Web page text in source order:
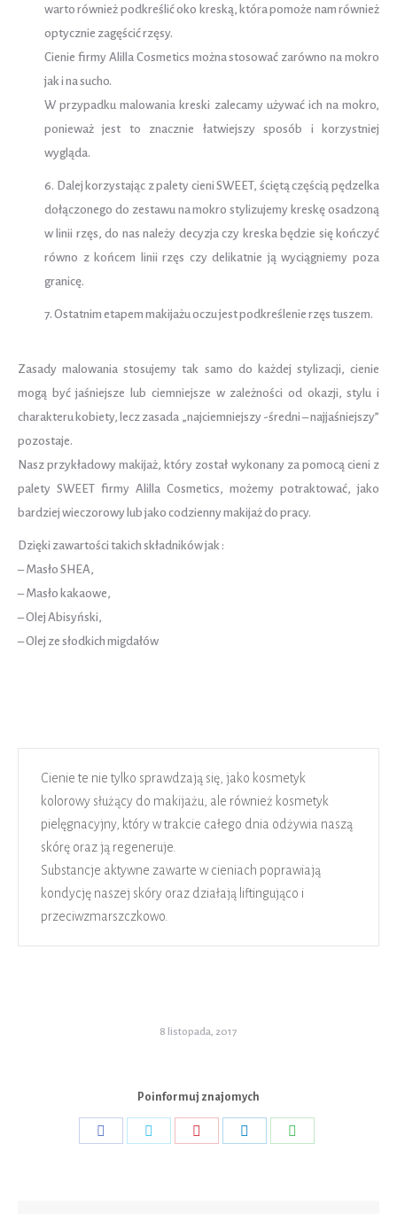
warto również podkreślić oko kreską, która pomoże nam również
optycznie zagęścić rzęsy.
Cienie firmy Alilla Cosmetics można stosować zarówno na mokro
jak i na sucho.
W przypadku malowania kreski zalecamy używać ich na mokro,
ponieważ jest to znacznie łatwiejszy sposób i korzystniej
wygląda.
6. Dalej korzystając z palety cieni SWEET, ściętą częścią pędzelka
dołączonego do zestawu na mokro stylizujemy kreskę osadzoną
w linii rzęs, do nas należy decyzja czy kreska będzie się kończyć
równo z końcem linii rzęs czy delikatnie ją wyciągniemy poza
granicę.
7. Ostatnim etapem makijażu oczu jest podkreślenie rzęs tuszem.
Zasady malowania stosujemy tak samo do każdej stylizacji, cienie
mogą być jaśniejsze lub ciemniejsze w zależności od okazji, stylu i
charakteru kobiety, lecz zasada „najciemniejszy -średni – najjaśniejszy”
pozostaje.
Nasz przykładowy makijaż, który został wykonany za pomocą cieni z
palety SWEET firmy Alilla Cosmetics, możemy potraktować, jako
bardziej wieczorowy lub jako codzienny makijaż do pracy.
Dzięki zawartości takich składników jak :
– Masło SHEA,
– Masło kakaowe,
– Olej Abisyński,
– Olej ze słodkich migdałów
Cienie te nie tylko sprawdzają się, jako kosmetyk
kolorowy służący do makijażu, ale również kosmetyk
pielęgnacyjny, który w trakcie całego dnia odżywia naszą
skórę oraz ją regeneruje.
Substancje aktywne zawarte w cieniach poprawiają
kondycję naszej skóry oraz działają liftingująco i
przeciwzmarszczkowo.
8 listopada, 2017
Poinformuj znajomych